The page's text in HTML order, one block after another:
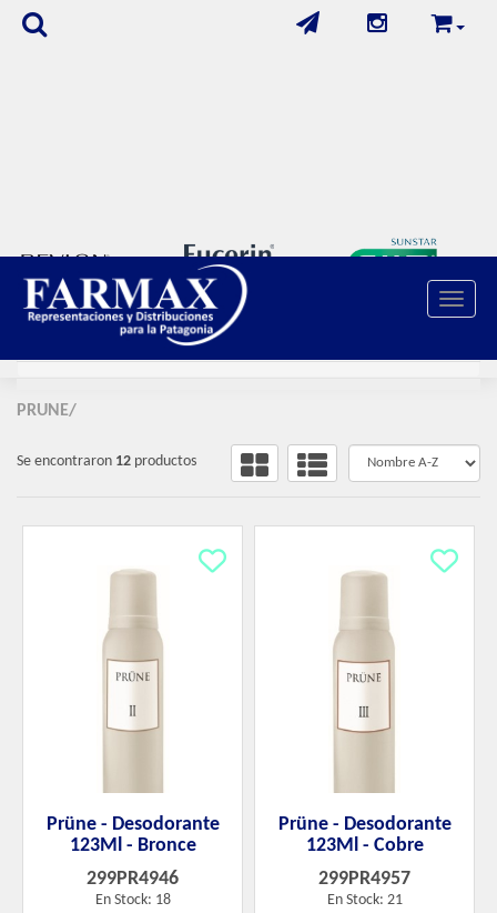
Toggle
FILTROS APLICADOS
PRUNE/
Se encontraron 12 productos
Prüne - Desodorante
123Ml - Bronce
299PR4946
En Stock: 18
Prüne - Desodorante
123Ml - Cobre
299PR4957
En Stock: 21